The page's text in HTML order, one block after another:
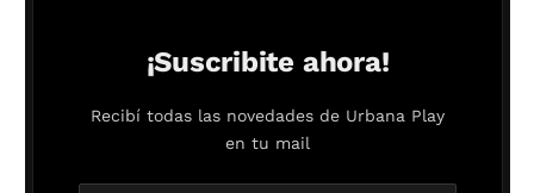
¡Suscribite ahora!
Recibí todas las novedades de Urbana Play
en tu mail